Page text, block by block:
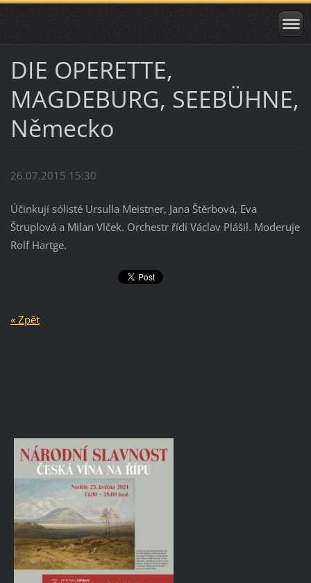
DIE OPERETTE,
MAGDEBURG, SEEBÜHNE,
Německo
26.07.2015 15:30
Účinkují sólisté Ursulla Meistner, Jana Štěrbová, Eva
Štruplová a Milan Vlček. Orchestr řídí Václav Plášil. Moderuje
Rolf Hartge.
« Zpět